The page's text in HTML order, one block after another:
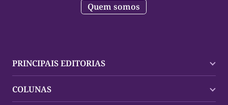
Quem somos
PRINCIPAIS EDITORIAS
Palmas
COLUNAS